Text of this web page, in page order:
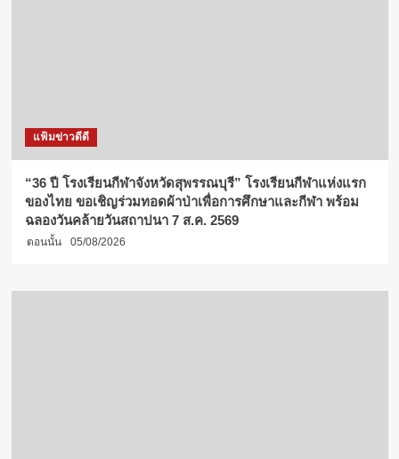
แฟ้มข่าวดีดี
“36 ปี โรงเรียนกีฬาจังหวัดสุพรรณบุรี” โรงเรียนกีฬาแห่งแรก
ของไทย ขอเชิญร่วมทอดผ้าป่าเพื่อการศึกษาและกีฬา พร้อม
ฉลองวันคล้ายวันสถาปนา 7 ส.ค. 2569
ตอนนั้น 05/08/2026